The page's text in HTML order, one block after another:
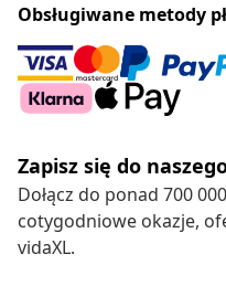
Obsługiwane metody
Zapisz się do
Dołącz do ponad 700
cotygodniowe okazje,
vidaXL.